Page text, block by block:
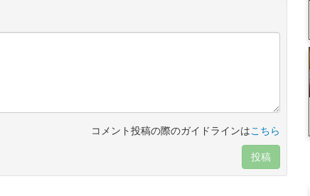
コメント投稿の際のガイドラインはこちら
投稿